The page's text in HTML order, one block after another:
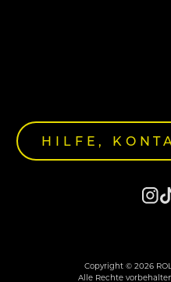
HILFE,
Copyright © 2026
Alle Rechte